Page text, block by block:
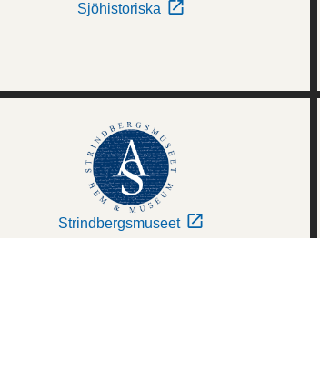
Sjöhistoriska
Strindbergsmuseet